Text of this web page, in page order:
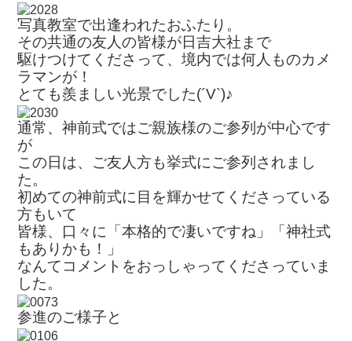
写真教室で出逢われたおふたり。
その共通の友人の皆様が日吉大社まで
駆けつけてくださって、境内では何人ものカメ
ラマンが！
とても羨ましい光景でした(´V`)♪
通常、神前式ではご親族様のご参列が中心です
が
この日は、ご友人方も挙式にご参列されまし
た。
初めての神前式に目を輝かせてくださっている
方もいて
皆様、口々に「本格的で凄いですね」「神社式
もありかも！」
なんてコメントをおっしゃってくださっていま
した。
参進のご様子と